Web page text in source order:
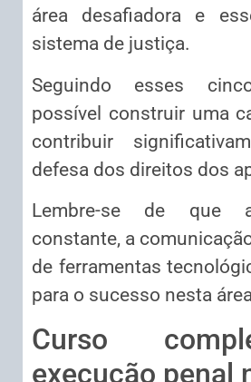
área desafiadora e
sistema de justiça.
Seguindo esses
possível construir uma
contribuir
defesa dos direitos dos
Lembre-se de que
constante, a
de ferramentas
para o sucesso nesta
Curso
execução penal